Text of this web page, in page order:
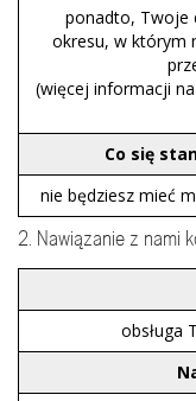
ponadto, Twoje
okresu, w którym
(więcej informacji
Co się
nie będziesz mieć
2. Nawiązanie z nami
obsługa